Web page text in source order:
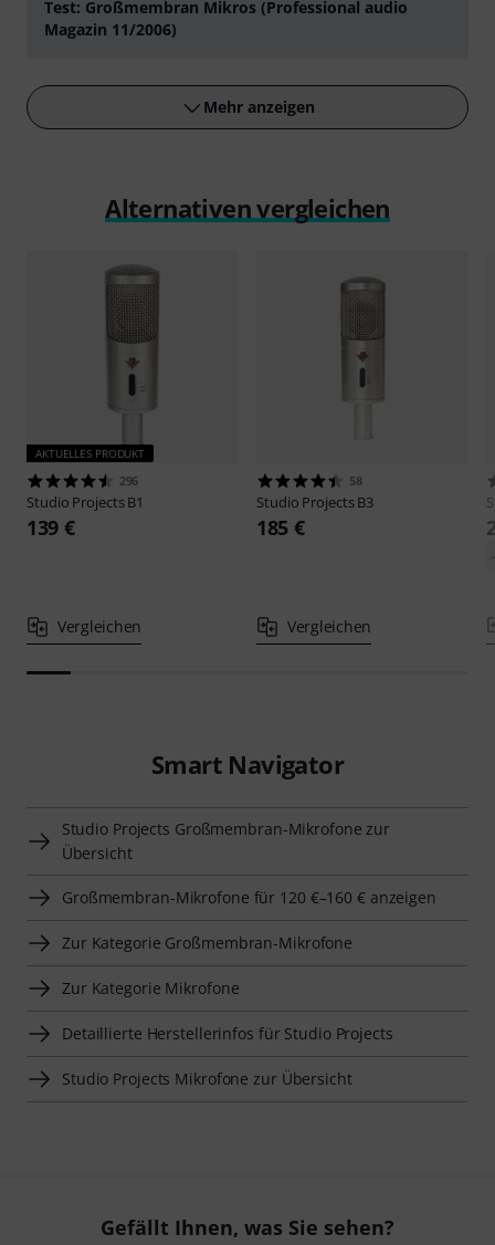
Test: Großmembran Mikros (Professional audio
Magazin 11/2006)
Mehr anzeigen
Alternativen vergleichen
AKTUELLES PRODUKT
296
Studio ProjectsB1
139 €
Vergleichen
58
Studio ProjectsB3
185 €
Vergleichen
Smart Navigator
Studio Projects Großmembran-Mikrofone zur
Übersicht
Großmembran-Mikrofone für 120 €–160 € anzeigen
Zur Kategorie Großmembran-Mikrofone
Zur Kategorie Mikrofone
Detaillierte Herstellerinfos für Studio Projects
Studio Projects Mikrofone zur Übersicht
Gefällt Ihnen, was Sie sehen?